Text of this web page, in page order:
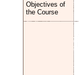
Objectives of
the Course